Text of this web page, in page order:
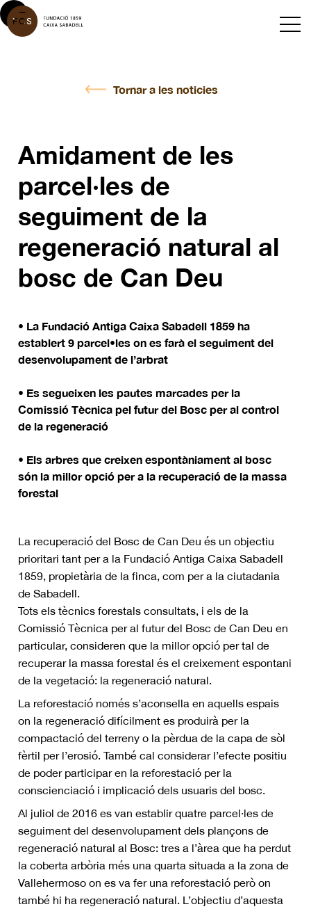
Tornar a les noticies
Amidament de les
parcel·les de
seguiment de la
regeneració natural al
bosc de Can Deu
• La Fundació Antiga Caixa Sabadell 1859 ha
establert 9 parcel•les on es farà el seguiment del
desenvolupament de l’arbrat
• Es segueixen les pautes marcades per la
Comissió Tècnica pel futur del Bosc per al control
de la regeneració
• Els arbres que creixen espontàniament al bosc
són la millor opció per a la recuperació de la massa
forestal
La recuperació del Bosc de Can Deu és un objectiu
prioritari tant per a la Fundació Antiga Caixa Sabadell
1859, propietària de la finca, com per a la ciutadania
de Sabadell.
Tots els tècnics forestals consultats, i els de la
Comissió Tècnica per al futur del Bosc de Can Deu en
particular, consideren que la millor opció per tal de
recuperar la massa forestal és el creixement espontani
de la vegetació: la regeneració natural.
La reforestació només s’aconsella en aquells espais
on la regeneració difícilment es produirà per la
compactació del terreny o la pèrdua de la capa de sòl
fèrtil per l’erosió. També cal considerar l’efecte positiu
de poder participar en la reforestació per la
conscienciació i implicació dels usuaris del bosc.
Al juliol de 2016 es van establir quatre parcel·les de
seguiment del desenvolupament dels plançons de
regeneració natural al Bosc: tres a l’àrea que ha perdut
la coberta arbòria més una quarta situada a la zona de
Vallehermoso on es va fer una reforestació però on
també hi ha regeneració natural. L’objectiu d’aquesta